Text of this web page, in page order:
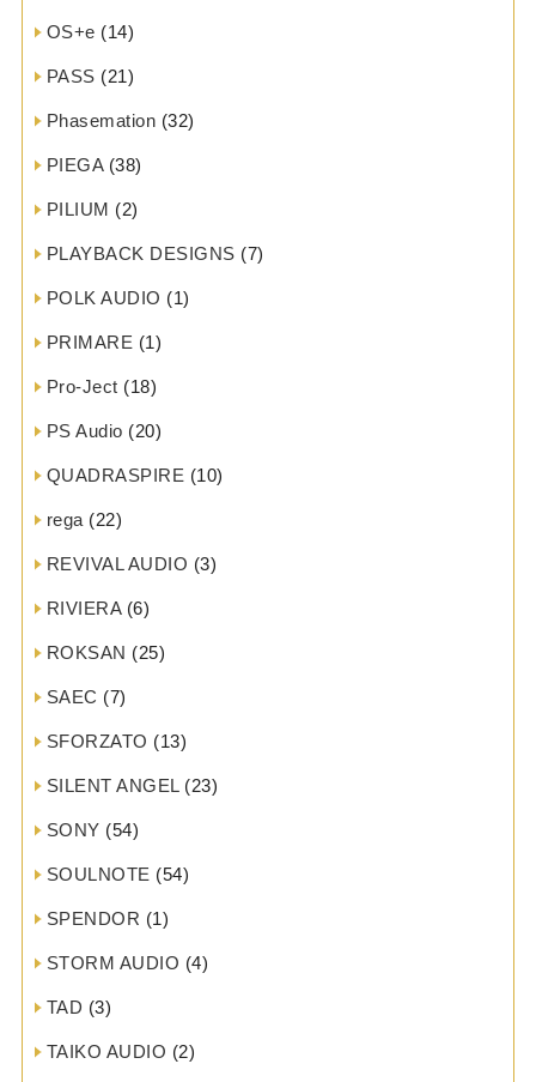
OS+e (14)
PASS (21)
Phasemation (32)
PIEGA(38)
PILIUM (2)
PLAYBACK DESIGNS (7)
POLK AUDIO (1)
PRIMARE (1)
Pro-Ject (18)
PS Audio (20)
QUADRASPIRE (10)
rega (22)
REVIVAL AUDIO (3)
RIVIERA(6)
ROKSAN (25)
SAEC (7)
SFORZATO (13)
SILENT ANGEL(23)
SONY (54)
SOULNOTE (54)
SPENDOR (1)
STORM AUDIO (4)
TAD (3)
TAIKO AUDIO (2)